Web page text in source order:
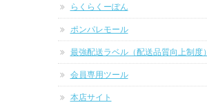
らくらくーぽん
ポンパレモール
最強配送ラベル（配送品質向上制度）
会員専用ツール
本店サイト